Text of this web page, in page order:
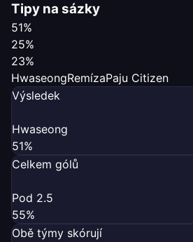
Tipy na sázky
51%
25%
23%
HwaseongRemízaPaju Citizen
Výsledek
Hwaseong
51%
Celkem gólů
Pod 2.5
55%
Obě týmy skórují